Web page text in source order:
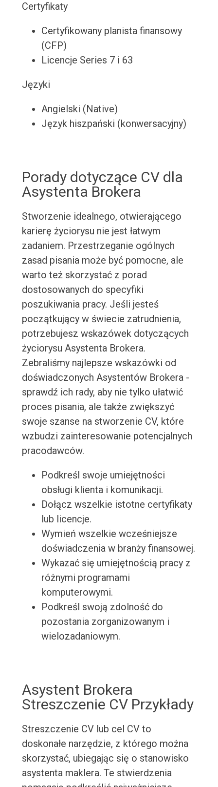
Certyfikaty
Certyfikowany planista finansowy
(CFP)
Licencje Series 7 i 63
Języki
Angielski (Native)
Język hiszpański (konwersacyjny)
Porady dotyczące CV dla
Asystenta Brokera
Stworzenie idealnego, otwierającego
karierę życiorysu nie jest łatwym
zadaniem. Przestrzeganie ogólnych
zasad pisania może być pomocne, ale
warto też skorzystać z porad
dostosowanych do specyfiki
poszukiwania pracy. Jeśli jesteś
początkujący w świecie zatrudnienia,
potrzebujesz wskazówek dotyczących
życiorysu Asystenta Brokera.
Zebraliśmy najlepsze wskazówki od
doświadczonych Asystentów Brokera -
sprawdź ich rady, aby nie tylko ułatwić
proces pisania, ale także zwiększyć
swoje szanse na stworzenie CV, które
wzbudzi zainteresowanie potencjalnych
pracodawców.
Podkreśl swoje umiejętności
obsługi klienta i komunikacji.
Dołącz wszelkie istotne certyfikaty
lub licencje.
Wymień wszelkie wcześniejsze
doświadczenia w branży finansowej.
Wykazać się umiejętnością pracy z
różnymi programami
komputerowymi.
Podkreśl swoją zdolność do
pozostania zorganizowanym i
wielozadaniowym.
Asystent Brokera
Streszczenie CV Przykłady
Streszczenie CV lub cel CV to
doskonałe narzędzie, z którego można
skorzystać, ubiegając się o stanowisko
asystenta maklera. Te stwierdzenia